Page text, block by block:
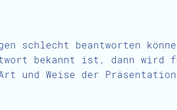
schlecht beantworten
bekannt ist, dann wird
und Weise der